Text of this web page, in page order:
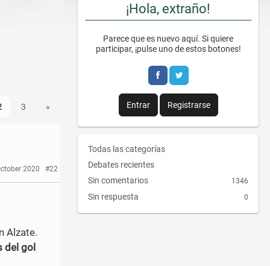
3 »
2020 #22
Alzate.
del gol
¡Hola, extraño!
Parece que es nuevo aquí. Si quiere
participar, ¡pulse uno de estos botones!
Entrar Registrarse
E
n
a
c
e
Todas las categorías
Debates recientes
Sin comentarios
1346
Sin respuesta 0